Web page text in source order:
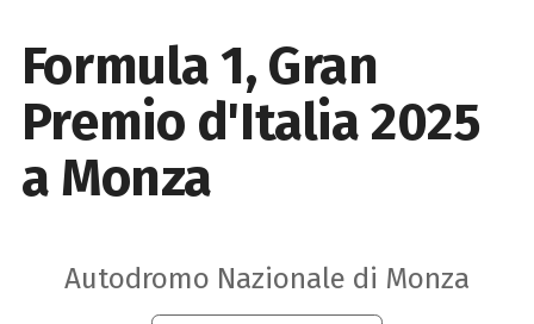
Formula 1, Gran
Premio d'Italia 2025
a Monza
Autodromo Nazionale di Monza